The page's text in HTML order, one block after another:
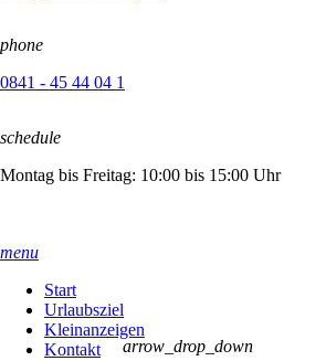
phone
0841 - 45 44 04 1
schedule
Montag bis Freitag: 10:00 bis 15:00 Uhr
menu
Start
Urlaubsziel
Kleinanzeigen
Kontakt
arrow_drop_down